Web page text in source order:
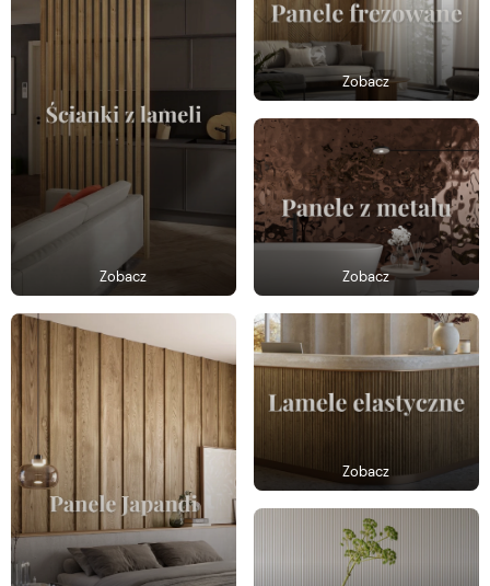
Zobacz
Zobacz
Zobacz
Zobacz